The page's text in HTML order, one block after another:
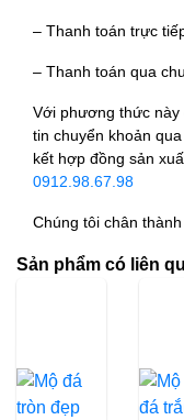
– Thanh toán trực
– Thanh toán qua
Với phương thức này
tin chuyển khoản
kết hợp đồng sản
0912.98.67.98
Chúng tôi chân thành
Sản phẩm có liên